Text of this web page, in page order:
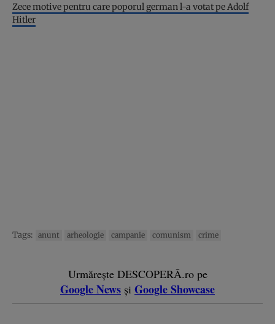
Zece motive pentru care poporul german l-a votat pe Adolf
Hitler
Tags: anunt arheologie campanie comunism crime
Urmărește DESCOPERĂ.ro pe
Google News și Google Showcase